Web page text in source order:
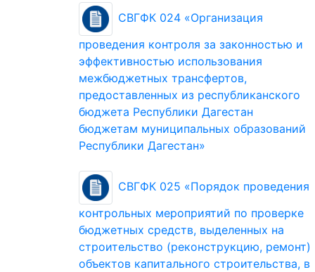
СВГФК 024 «Организация
проведения контроля за законностью и
эффективностью использования
межбюджетных трансфертов,
предоставленных из республиканского
бюджета Республики Дагестан
бюджетам муниципальных образований
Республики Дагестан»
СВГФК 025 «Порядок проведения
контрольных мероприятий по проверке
бюджетных средств, выделенных на
строительство (реконструкцию, ремонт)
объектов капитального строительства, в